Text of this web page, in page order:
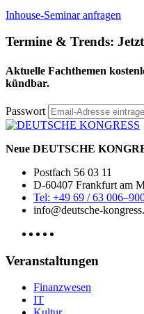
Inhouse-Seminar anfragen
Termine & Trends:
Aktuelle Fachthemen
kündbar.
Passwort
Neue DEUTSCHE
Postfach 56 03 11
D-60407 Frankfurt am
Tel: +49 69 / 63
info@deutsche-
Veranstaltungen
Finanzwesen
IT